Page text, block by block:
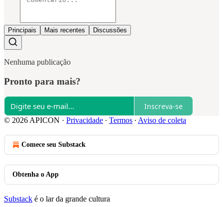
Principais Mais recentes Discussões
Nenhuma publicação
Pronto para mais?
Inscreva-se
© 2026 APICON · Privacidade ∙ Termos ∙ Aviso de coleta
Comece seu Substack
Obtenha o App
Substack é o lar da grande cultura